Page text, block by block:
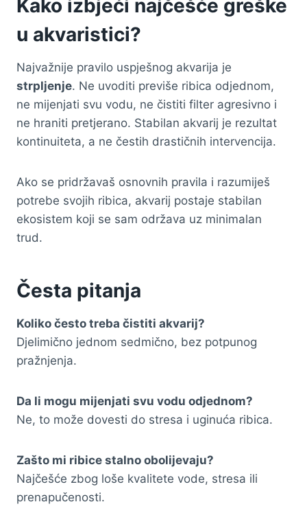
Kako izbjeći najčešće greške
u akvaristici?
Najvažnije pravilo uspješnog akvarija je
strpljenje. Ne uvoditi previše ribica odjednom,
ne mijenjati svu vodu, ne čistiti filter agresivno i
ne hraniti pretjerano. Stabilan akvarij je rezultat
kontinuiteta, a ne čestih drastičnih intervencija.
Ako se pridržavaš osnovnih pravila i razumiješ
potrebe svojih ribica, akvarij postaje stabilan
ekosistem koji se sam održava uz minimalan
trud.
Česta pitanja
Koliko često treba čistiti akvarij?
Djelimično jednom sedmično, bez potpunog
pražnjenja.
Da li mogu mijenjati svu vodu odjednom?
Ne, to može dovesti do stresa i uginuća ribica.
Zašto mi ribice stalno obolijevaju?
Najčešće zbog loše kvalitete vode, stresa ili
prenapučenosti.